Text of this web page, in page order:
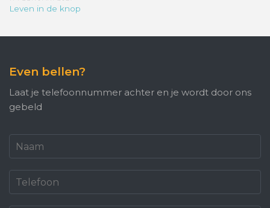
Leven in de knop
Even bellen?
Laat je telefoonnummer achter en je wordt door ons
gebeld